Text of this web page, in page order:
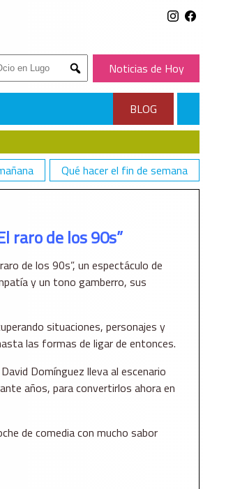
Submit
Noticias de Hoy
BLOG
Qué hacer el fin de semana
raro de los 90s”
de los 90s”, un espectáculo de
y un tono gamberro, sus
situaciones, personajes y
las formas de ligar de entonces.
Domínguez lleva al escenario
años, para convertirlos ahora en
de comedia con mucho sabor